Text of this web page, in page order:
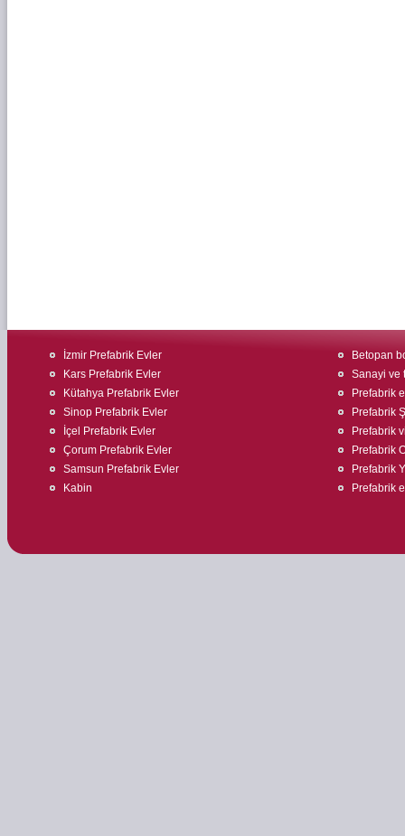
İzmir Prefabrik Evler
Kars Prefabrik Evler
Kütahya Prefabrik Evler
Sinop Prefabrik Evler
İçel Prefabrik Evler
Çorum Prefabrik Evler
Samsun Prefabrik Evler
Kabin
Betopan
Sanayi ve
Prefabrik
Prefabrik
Prefabrik
Prefabrik
Prefabrik
Prefabrik